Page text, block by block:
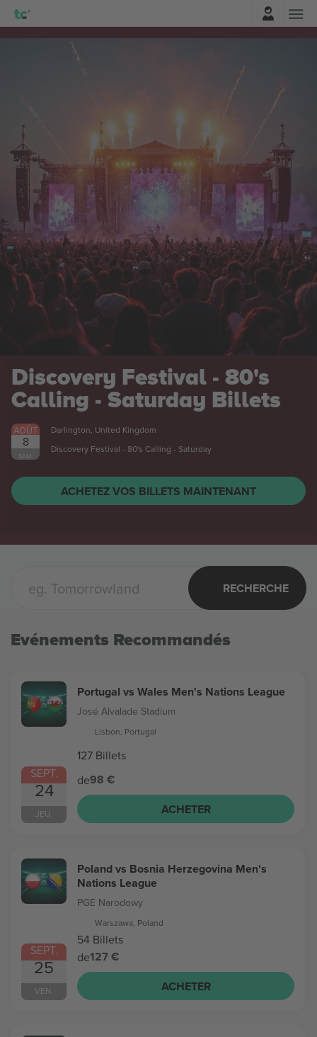
Discovery Festival - 80's
Calling - Saturday Billets
AOÛT
8
SAM.
Darlington, United Kingdom
Discovery Festival - 80's Calling - Saturday
ACHETEZ VOS BILLETS MAINTENANT
RECHERCHE
Evénements Recommandés
SEPT.
24
JEU.
Portugal vs Wales Men's Nations League
José Alvalade Stadium
Lisbon, Portugal
127 Billets
de98 €
ACHETER
SEPT.
25
VEN.
Poland vs Bosnia Herzegovina Men's
Nations League
PGE Narodowy
Warszawa, Poland
54 Billets
de127 €
ACHETER